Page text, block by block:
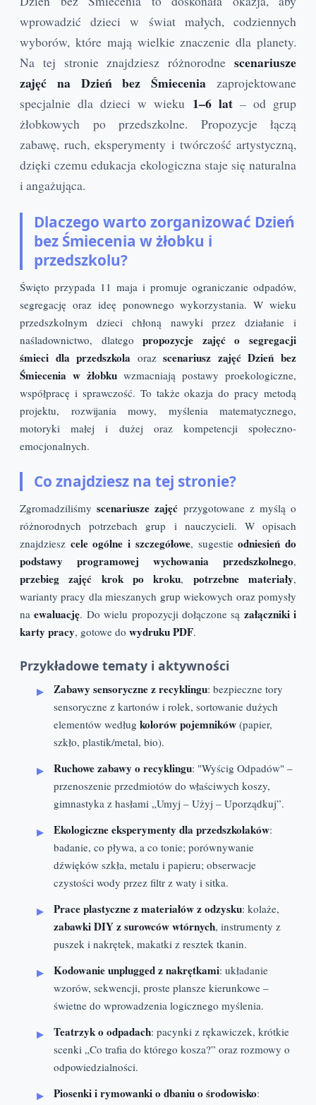
wprowadzić dzieci w świat małych, codziennych
wyborów, które mają wielkie znaczenie dla planety.
Na tej stronie znajdziesz różnorodne scenariusze
zajęć na Dzień bez Śmiecenia zaprojektowane
specjalnie dla dzieci w wieku 1–6 lat– od grup
żłobkowych po przedszkolne. Propozycje łączą
zabawę, ruch, eksperymenty i twórczość artystyczną,
dzięki czemu edukacja ekologiczna staje się naturalna
i angażująca.
Dlaczego warto zorganizować Dzień
bez Śmiecenia w żłobku i
przedszkolu?
Święto przypada 11 maja i promuje ograniczanie odpadów,
segregację oraz ideę ponownego wykorzystania. W wieku
przedszkolnym dzieci chłoną nawyki przez działanie i
naśladownictwo, dlategopropozycje zajęć o segregacji
śmieci dla przedszkola orazscenariusz zajęć Dzień bez
Śmiecenia w żłobku wzmacniają postawy proekologiczne,
współpracę i sprawczość. To także okazja do pracy metodą
projektu, rozwijania mowy, myślenia matematycznego,
motoryki małej i dużej oraz kompetencji społeczno-
emocjonalnych.
Co znajdziesz na tej stronie?
Zgromadziliśmyscenariusze zajęć przygotowane z myślą o
różnorodnych potrzebach grup i nauczycieli. W opisach
znajdziesz cele ogólne i szczegółowe, sugestieodniesień do
podstawy programowej wychowania przedszkolnego,
przebieg zajęć krok po kroku, potrzebne materiały,
warianty pracy dla mieszanych grup wiekowych oraz pomysły
naewaluację. Do wielu propozycji dołączone są załączniki i
karty pracy, gotowe do wydruku PDF.
Przykładowe tematy i aktywności
Zabawy sensoryczne z recyklingu: bezpieczne tory
sensoryczne z kartonów i rolek, sortowanie dużych
elementów według kolorów pojemników (papier,
szkło, plastik/metal, bio).
Ruchowe zabawy o recyklingu: "Wyścig Odpadów" –
przenoszenie przedmiotów do właściwych koszy,
gimnastyka z hasłami „Umyj – Użyj – Uporządkuj”.
Ekologiczne eksperymenty dla przedszkolaków:
badanie, co pływa, a co tonie; porównywanie
dźwięków szkła, metalu i papieru; obserwacje
czystości wody przez filtr z waty i sitka.
Prace plastyczne z materiałów z odzysku: kolaże,
zabawki DIY z surowców wtórnych, instrumenty z
puszek i nakrętek, makatki z resztek tkanin.
Kodowanie unplugged z nakrętkami: układanie
wzorów, sekwencji, proste plansze kierunkowe –
świetne do wprowadzenia logicznego myślenia.
Teatrzyk o odpadach: pacynki z rękawiczek, krótkie
scenki „Co trafia do którego kosza?” oraz rozmowy o
odpowiedzialności.
Piosenki i rymowanki o dbaniu o środowisko: